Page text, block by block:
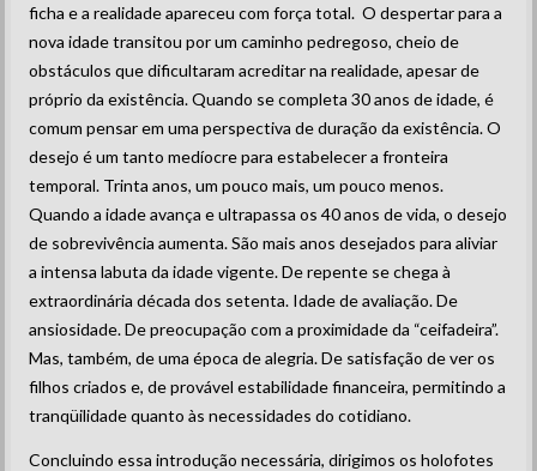
ficha e a realidade apareceu com força total. O despertar para a
nova idade transitou por um caminho pedregoso, cheio de
obstáculos que dificultaram acreditar na realidade, apesar de
próprio da existência. Quando se completa 30 anos de idade, é
comum pensar em uma perspectiva de duração da existência. O
desejo é um tanto medíocre para estabelecer a fronteira
temporal. Trinta anos, um pouco mais, um pouco menos.
Quando a idade avança e ultrapassa os 40 anos de vida, o desejo
de sobrevivência aumenta. São mais anos desejados para aliviar
a intensa labuta da idade vigente. De repente se chega à
extraordinária década dos setenta. Idade de avaliação. De
ansiosidade. De preocupação com a proximidade da “ceifadeira”.
Mas, também, de uma época de alegria. De satisfação de ver os
filhos criados e, de provável estabilidade financeira, permitindo a
tranqüilidade quanto às necessidades do cotidiano.
Concluindo essa introdução necessária, dirigimos os holofotes